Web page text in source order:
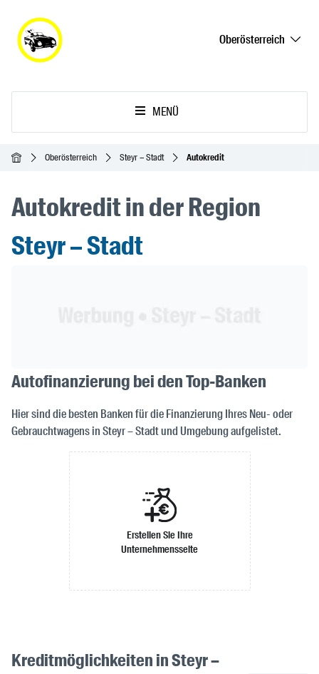
Oberösterreich
MENÜ
StartseiteOberösterreich Steyr – Stadt Autokredit
Autokredit in der Region
Steyr – Stadt
Autofinanzierung bei den Top-Banken
Hier sind die besten Banken für die Finanzierung Ihres Neu- oder
Gebrauchtwagens in Steyr – Stadt und Umgebung aufgelistet.
Erstellen Sie Ihre
Unternehmensseite
Kreditmöglichkeiten in Steyr –